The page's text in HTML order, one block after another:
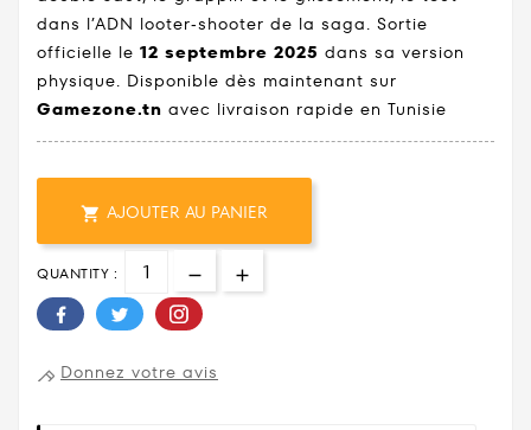
dans l’ADN looter‑shooter de la saga. Sortie
officielle le 12 septembre 2025 dans sa version
physique. Disponible dès maintenant sur
Gamezone.tn avec livraison rapide en Tunisie
 AJOUTER AU PANIER
QUANTITY :
Donnez votre avis